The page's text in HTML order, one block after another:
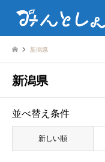
新潟県
新潟県
並べ替え条件
新しい順